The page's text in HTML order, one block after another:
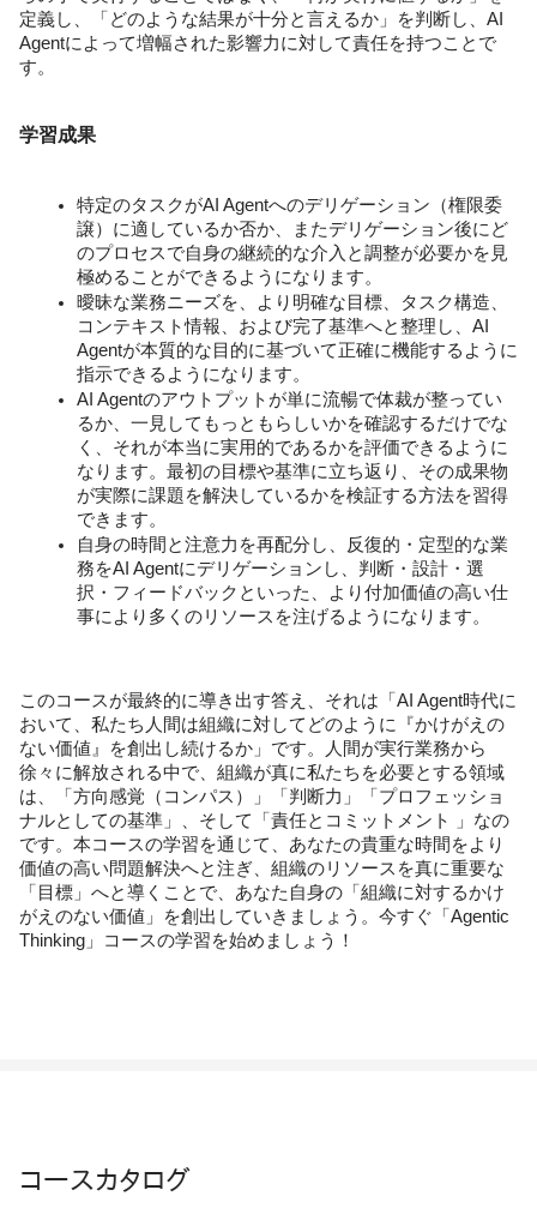
定義し、「どのような結果が十分と言えるか」を判断し、AI
Agentによって増幅された影響力に対して責任を持つことで
す。
学習成果
特定のタスクがAI Agentへのデリゲーション（権限委
譲）に適しているか否か、またデリゲーション後にど
のプロセスで自身の継続的な介入と調整が必要かを見
極めることができるようになります。
曖昧な業務ニーズを、より明確な目標、タスク構造、
コンテキスト情報、および完了基準へと整理し、AI
Agentが本質的な目的に基づいて正確に機能するように
指示できるようになります。
AI Agentのアウトプットが単に流暢で体裁が整ってい
るか、一見してもっともらしいかを確認するだけでな
く、それが本当に実用的であるかを評価できるように
なります。最初の目標や基準に立ち返り、その成果物
が実際に課題を解決しているかを検証する方法を習得
できます。
自身の時間と注意力を再配分し、反復的・定型的な業
務をAI Agentにデリゲーションし、判断・設計・選
択・フィードバックといった、より付加価値の高い仕
事により多くのリソースを注げるようになります。
このコースが最終的に導き出す答え、それは「AI Agent時代に
おいて、私たち人間は組織に対してどのように『かけがえの
ない価値』を創出し続けるか」です。人間が実行業務から
徐々に解放される中で、組織が真に私たちを必要とする領域
は、「方向感覚（コンパス）」「判断力」「プロフェッショ
ナルとしての基準」、そして「責任とコミットメント 」なの
です。本コースの学習を通じて、あなたの貴重な時間をより
価値の高い問題解決へと注ぎ、組織のリソースを真に重要な
「目標」へと導くことで、あなた自身の「組織に対するかけ
がえのない価値」を創出していきましょう。今すぐ「Agentic
Thinking」コースの学習を始めましょう！
コースカタログ